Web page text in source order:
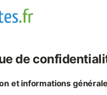
de
et informations